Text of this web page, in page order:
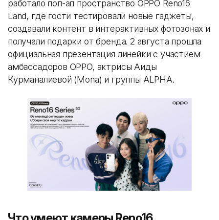
работало поп-ап пространство OPPO Reno16
Land, где гости тестировали новые гаджеты,
создавали контент в интерактивных фотозонах и
получали подарки от бренда. 2 августа прошла
официальная презентация линейки с участием
амбассадоров OPPO, актрисы Аиды
Курманалиевой (Mona) и группы ALPHA.